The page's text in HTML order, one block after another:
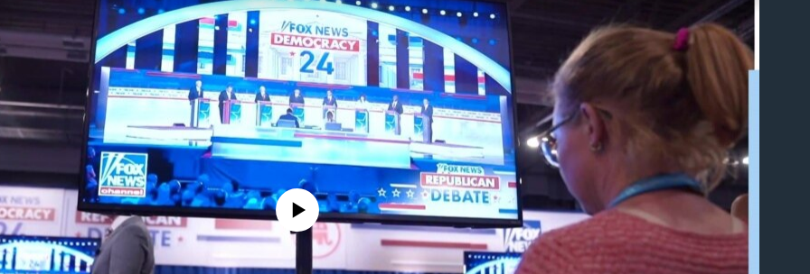
No media source currently available